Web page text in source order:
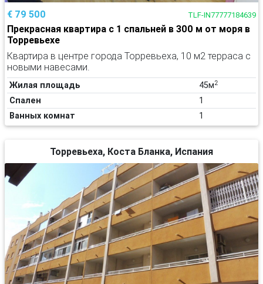
€ 79 500 TLF-IN77777184639
Прекрасная квартира с 1 спальней в 300 м от моря в
Торревьехе
Квартира в центре города Торревьеха, 10 м2 терраса с
новыми навесами.
Жилая площадь 45м2
Спален
1
Ванных комнат
1
Торревьеха, Коста Бланка, Испания